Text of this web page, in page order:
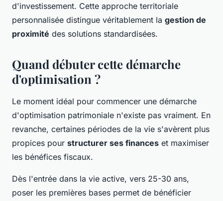
d'investissement. Cette approche territoriale
personnalisée distingue véritablement la gestion de
proximité des solutions standardisées.
Quand débuter cette démarche
d'optimisation ?
Le moment idéal pour commencer une démarche
d'optimisation patrimoniale n'existe pas vraiment. En
revanche, certaines périodes de la vie s'avèrent plus
propices pour structurer ses finances et maximiser
les bénéfices fiscaux.
Dès l'entrée dans la vie active, vers 25-30 ans,
poser les premières bases permet de bénéficier